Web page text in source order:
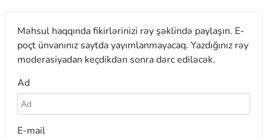
Məhsul haqqında fikirlərinizi rəy şəklində paylaşın. E-
poçt ünvanınız saytda yayımlanmayacaq. Yazdığınız rəy
moderasiyadan keçdikdən sonra dərc ediləcək.
Ad
E-mail